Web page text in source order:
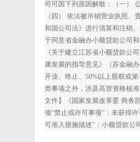
司可因下列原因解散：（一）
（四） 依法被吊销营业执照
和国公司法》进行清算和注销
于同意省金融办小额贷款公司
《关于建立江苏省小额贷款公
康发展的指导意见》（苏金融
开业、终止、50%以上股权或
类事项之外，涉及高管资格核
文件】《国家发展改革委 商务
项“禁止或许可事项”：未获得
可准入措施描述”：小额贷款公